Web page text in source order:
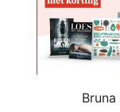
Bruna